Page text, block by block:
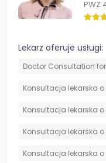
PWZ
Lekarz oferuje usługi:
Doctor Consultation
Konsultacja lekarska
Konsultacja lekarska
Konsultacja lekarska
Konsultacja lekarska o